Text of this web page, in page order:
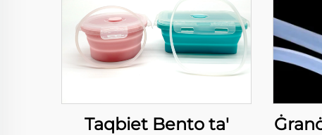
Taqbiet Bento ta'